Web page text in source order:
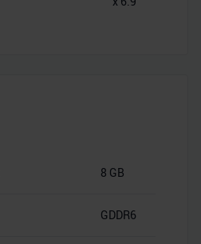
8 GB
GDDR6